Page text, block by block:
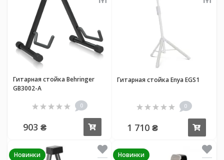
Гитарная стойка Behringer
GB3002-A
0
903 ₴
Гитарная стойка Enya EGS1
0
1 710 ₴
Новинки Новинки